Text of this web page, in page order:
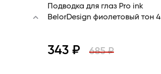
Подводка для глаз Pro ink
BelorDesign фиолетовый тон 4
343 ₽ 685 ₽